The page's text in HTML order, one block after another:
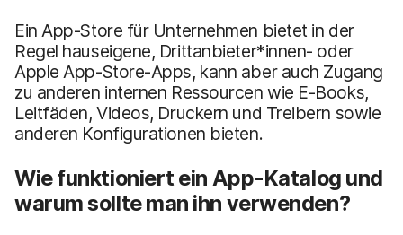
Ein App-Store für Unternehmen bietet in der
Regel hauseigene, Drittanbieter*innen- oder
Apple App-Store-Apps, kann aber auch Zugang
zu anderen internen Ressourcen wie E-Books,
Leitfäden, Videos, Druckern und Treibern sowie
anderen Konfigurationen bieten.
Wie funktioniert ein App-Katalog und
warum sollte man ihn verwenden?